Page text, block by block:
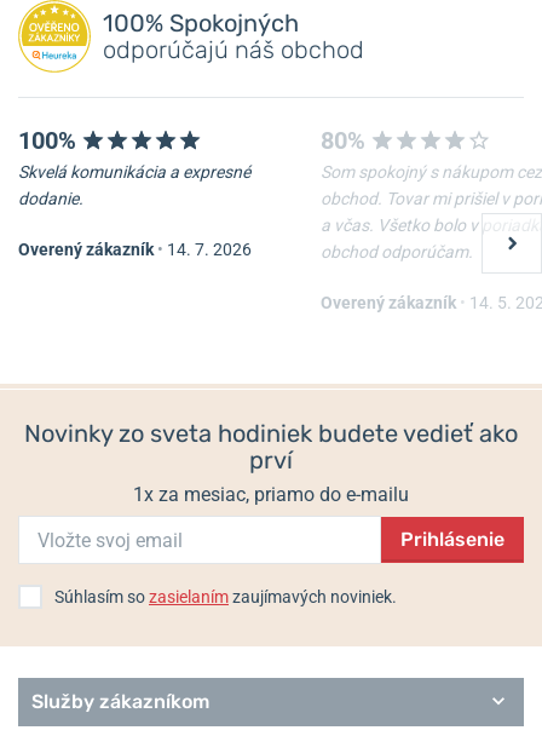
Pridať dotaz
Nôž Victorinox Waiter
19,80 €
-10%
Nôž Victorinox Spartan
29,70 €
100% Spokojných
odporúčajú náš obchod
100%
Skvelá komunikácia a expresné
dodanie.
Overený zákazník • 14. 7. 2026
80%
Som spokojný s nákupom cez
obchod. Tovar mi prišiel v
a včas. Všetko bolo v
obchod odporúčam.
Overený zákazník • 14. 5.
Novinky zo sveta hodiniek budete vedieť ako
prví
1x za mesiac, priamo do e-mailu
Prihlásenie
Súhlasím sozasielanímzaujímavých noviniek.
Služby zákazníkom